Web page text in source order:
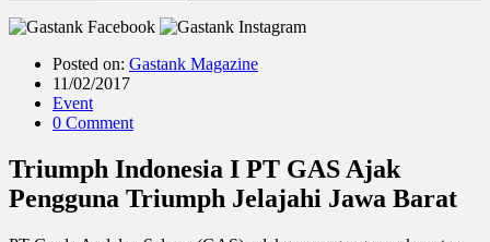
Posted on: Gastank Magazine
11/02/2017
Event
0 Comment
Triumph Indonesia I PT GAS Ajak
Pengguna Triumph Jelajahi Jawa Barat